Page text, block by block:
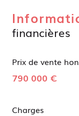
financières
Prix de vente
790 000 €
Charges